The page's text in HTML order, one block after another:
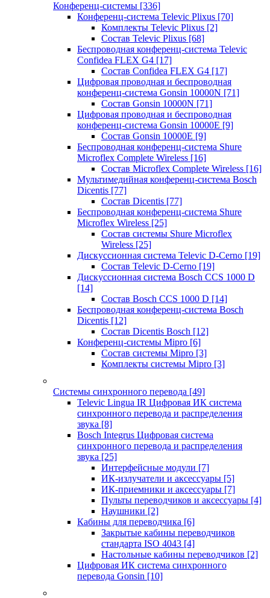
Конференц-системы [336]
Конференц-система Televic Plixus [70]
Комплекты Televic Plixus [2]
Состав Televic Plixus [68]
Беспроводная конференц-система Televic
Confidea FLEX G4 [17]
Состав Confidea FLEX G4 [17]
Цифровая проводная и беспроводная
конференц-система Gonsin 10000N [71]
Состав Gonsin 10000N [71]
Цифровая проводная и беспроводная
конференц-система Gonsin 10000E [9]
Состав Gonsin 10000E [9]
Беспроводная конференц-система Shure
Microflex Complete Wireless [16]
Состав Microflex Complete Wireless [16]
Мультимедийная конференц-система Bosch
Dicentis [77]
Состав Dicentis [77]
Беспроводная конференц-система Shure
Microflex Wireless [25]
Состав системы Shure Microflex
Wireless [25]
Дискуссионная система Televic D-Cerno [19]
Состав Televic D-Cerno [19]
Дискуссионная система Bosch CCS 1000 D
[14]
Состав Bosch CCS 1000 D [14]
Беспроводная конференц-система Bosch
Dicentis [12]
Состав Dicentis Bosch [12]
Конференц-системы Mipro [6]
Состав системы Mipro [3]
Комплекты системы Mipro [3]
Системы синхронного перевода [49]
Televic Lingua IR Цифровая ИК система
синхронного перевода и распределения
звука [8]
Bosch Integrus Цифровая система
синхронного перевода и распределения
звука [25]
Интерфейсные модули [7]
ИК-излучатели и аксессуары [5]
ИК-приемники и аксессуары [7]
Пульты переводчиков и аксессуары [4]
Наушники [2]
Кабины для переводчика [6]
Закрытые кабины переводчиков
стандарта ISO 4043 [4]
Настольные кабины переводчиков [2]
Цифровая ИК система синхронного
перевода Gonsin [10]